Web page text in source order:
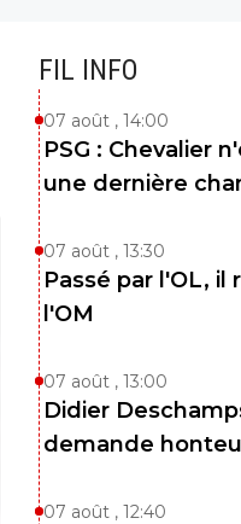
FIL INFO
07 août , 14:00
PSG : Chevalier
une dernière
07 août , 13:30
Passé par l'OL, il
l'OM
07 août , 13:00
Didier
demande
07 août , 12:40